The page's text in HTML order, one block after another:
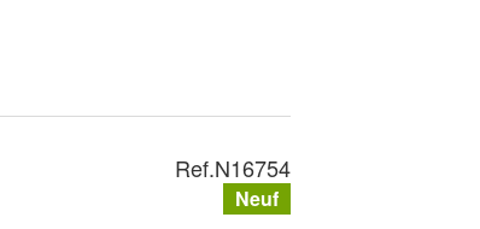
Ref.N16754
Neuf